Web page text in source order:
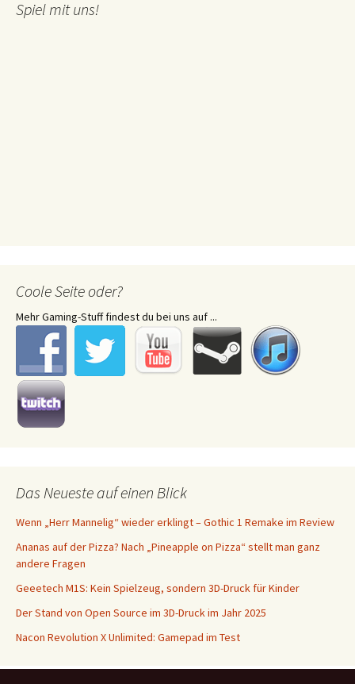
Spiel mit uns!
Coole Seite oder?
Mehr Gaming-Stuff findest du bei uns auf ...
Das Neueste auf einen Blick
Wenn „Herr Mannelig“ wieder erklingt – Gothic 1 Remake im Review
Ananas auf der Pizza? Nach „Pineapple on Pizza“ stellt man ganz
andere Fragen
Geeetech M1S: Kein Spielzeug, sondern 3D-Druck für Kinder
Der Stand von Open Source im 3D-Druck im Jahr 2025
Nacon Revolution X Unlimited: Gamepad im Test